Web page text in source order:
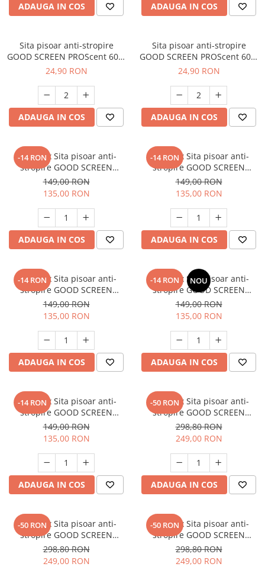
ADAUGA IN COS ADAUGA IN COS
Sita pisoar anti-stropire
GOOD SCREEN PROScent 60+,
Lavender
24,90 RON
ADAUGA IN COS
Sita pisoar anti-stropire
GOOD SCREEN PROScent 60+,
Citrus
24,90 RON
ADAUGA IN COS
-14 RON
SET: 10 x Sita pisoar anti-
stropire GOOD SCREEN
PowerFresh 30+, Citrus
149,00 RON
135,00 RON
ADAUGA IN COS
-14 RON
SET: 10 x Sita pisoar anti-
stropire GOOD SCREEN
PowerFresh 30+, Lavender
149,00 RON
135,00 RON
ADAUGA IN COS
-14 RON
SET: 10 x Sita pisoar anti-
stropire GOOD SCREEN
PowerFresh 30+, Purple Berry
149,00 RON
135,00 RON
ADAUGA IN COS
-14 RON NOU
SET: 10 x Sita pisoar anti-
stropire GOOD SCREEN
PowerFresh 30+, Fresh Breeze
149,00 RON
135,00 RON
ADAUGA IN COS
-14 RON
SET: 10 x Sita pisoar anti-
stropire GOOD SCREEN
PowerFresh 30+, Melon
149,00 RON
135,00 RON
ADAUGA IN COS
-50 RON
SET: 12 x Sita pisoar anti-
stropire GOOD SCREEN
PROScent 60+, Citrus
298,80 RON
249,00 RON
ADAUGA IN COS
-50 RON
SET: 12 x Sita pisoar anti-
stropire GOOD SCREEN
PROScent 60+, Lavender
298,80 RON
249,00 RON
-50 RON
SET: 12 x Sita pisoar anti-
stropire GOOD SCREEN
PROScent 60+, Purple Berry
298,80 RON
249,00 RON